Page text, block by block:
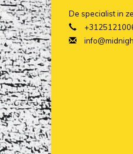
De specialist in